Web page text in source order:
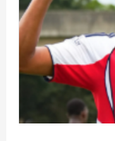
con
categoría
sobre
Águilas
Doradas